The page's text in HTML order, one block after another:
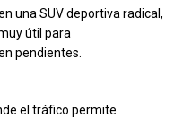
una SUV deportiva radical,
útil para
pendientes.
el tráfico permite